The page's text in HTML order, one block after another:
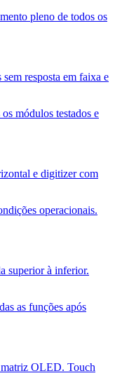
pleno de todos os
resposta em faixa e
módulos testados e
e digitizer com
operacionais.
superior à inferior.
as funções após
OLED. Touch